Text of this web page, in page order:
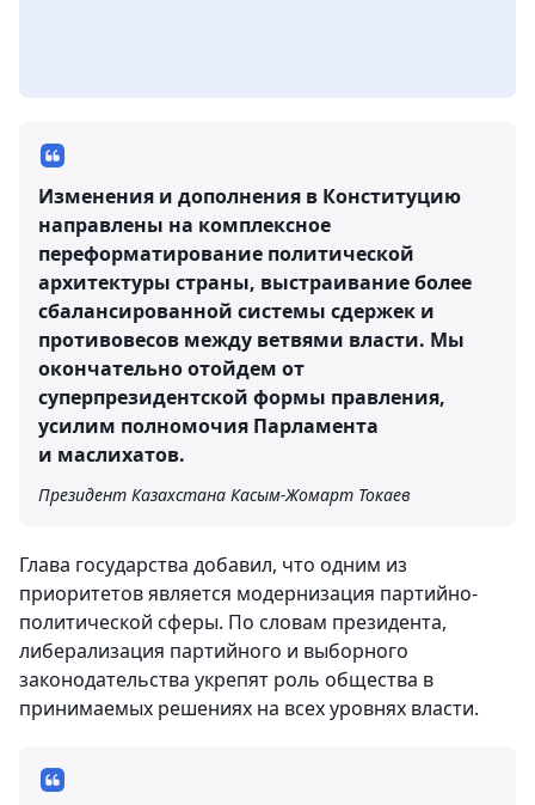
Изменения и дополнения в Конституцию
направлены на комплексное
переформатирование политической
архитектуры страны, выстраивание более
сбалансированной системы сдержек и
противовесов между ветвями власти. Мы
окончательно отойдем от
суперпрезидентской формы правления,
усилим полномочия Парламента
и маслихатов.
Президент Казахстана Касым-Жомарт Токаев
Глава государства добавил, что одним из
приоритетов является модернизация партийно-
политической сферы. По словам президента,
либерализация партийного и выборного
законодательства укрепят роль общества в
принимаемых решениях на всех уровнях власти.